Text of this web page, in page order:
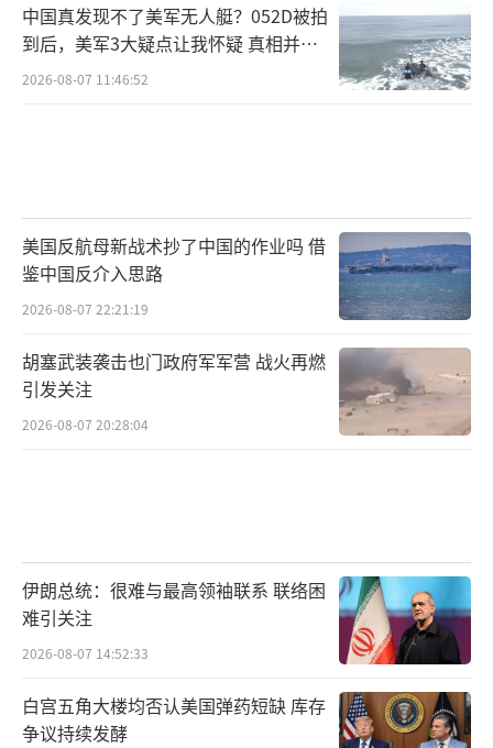
上的得失，而关乎整个顿巴斯西南防线的稳定
性。一旦这座枢纽城镇被俄军拿下，乌军数条
纵深补给线将遭切断，整个防区恐将陷入被
战术协同、后勤保障与政治意志的机会。集结1
1万兵力，意味着俄军不打算再“慢熬”，而是
希望打一场强烈的“突破战”，用红军城为本
轮攻势收尾，或为下一阶段开启“战场主动权
重分配”的新篇章。
目前局势仍不明朗，虽然乌军坚称可守，
座被边缘化近一年的城镇，即将再次成为战局
的风暴眼。（责任编辑：张佳鑫）
中国真发现不了美军无人艇？052D被拍
到后，美军3大疑点让我怀疑 真相并非
如此
2026-08-07 11:46:52
美国反航母新战术抄了中国的作业吗 借
鉴中国反介入思路
2026-08-07 22:21:19
胡塞武装袭击也门政府军军营 战火再燃
引发关注
2026-08-07 20:28:04
伊朗总统：很难与最高领袖联系 联络困
难引关注
2026-08-07 14:52:33
白宫五角大楼均否认美国弹药短缺 库存
争议持续发酵